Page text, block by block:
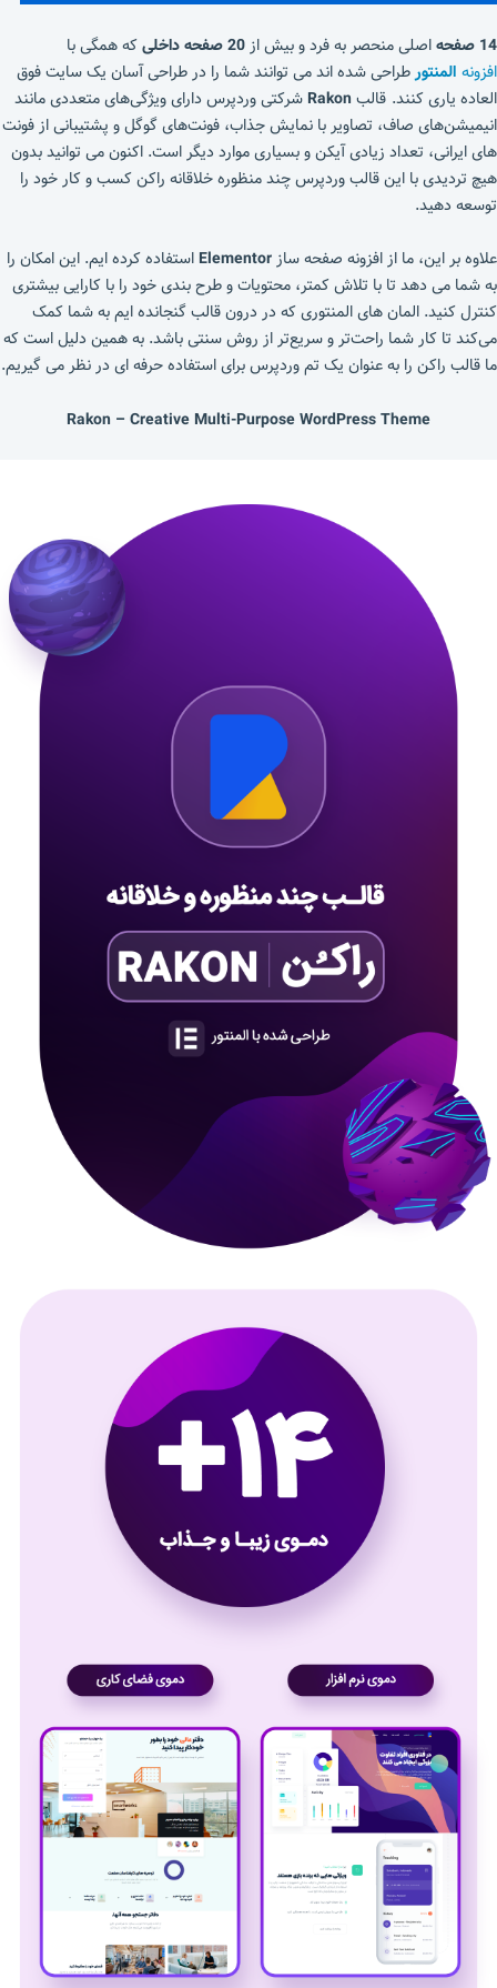
14 صفحه اصلی منحصر به فرد و بیش از 20 صفحه داخلی
که همگی با
افزونه المنتورطراحی شده اند می توانند شما را در طراحی آسان یک سایت فوق
العاده یاری کنند. قالب Rakon شرکتی وردپرس دارای ویژگی‌های متعددی مانند
انیمیشن‌های صاف، تصاویر با نمایش جذاب، فونت‌های گوگل و پشتیبانی از فونت
های ایرانی، تعداد زیادی آیکن و بسیاری موارد دیگر است. اکنون می توانید بدون
هیچ تردیدی با این قالب وردپرس چند منظوره خلاقانه راکن کسب و کار خود را
توسعه دهید.
علاوه بر این، ما از افزونه صفحه ساز
استفاده کرده ایم. این امکان را
به شما می دهد تا با تلاش کمتر، محتویات و طرح بندی خود را با کارایی بیشتری
کنترل کنید. المان های المنتوری که در درون قالب گنجانده ایم به شما کمک
می‌کند تا کار شما راحت‌تر و سریع‌تر از روش سنتی باشد. به همین دلیل است که
ما قالب راکن را به عنوان یک تم وردپرس برای استفاده حرفه ای در نظر می گیریم.
Rakon – Creative Multi-Purpose WordPress Theme